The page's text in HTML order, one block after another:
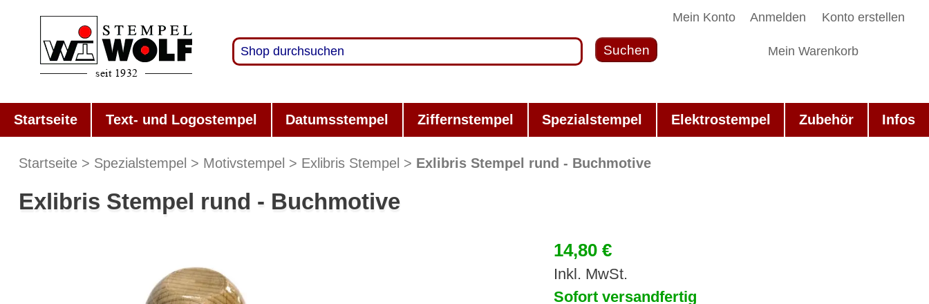
Mein Konto Anmelden Konto erstellen
Mein Warenkorb
Suchen
Startseite Text- und Logostempel Datumsstempel Ziffernstempel Spezialstempel Elektrostempel Zubehör Infos
Startseite Spezialstempel Motivstempel Exlibris Stempel Exlibris Stempel rund - Buchmotive
Exlibris Stempel rund - Buchmotive
14,80 €
Inkl. MwSt.
Sofort versandfertig